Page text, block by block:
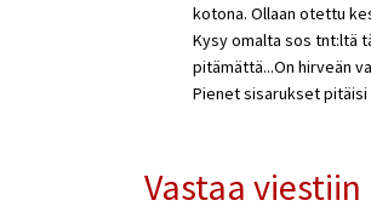
kotona. Ollaan otettu
Kysy omalta sos tnt:ltä
pitämättä...On hirveän
Pienet sisarukset pitäisi
Vastaa viestiin